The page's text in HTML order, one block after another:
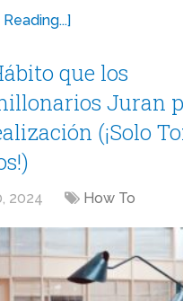
que los
Juran
(¡Solo
2024 How To